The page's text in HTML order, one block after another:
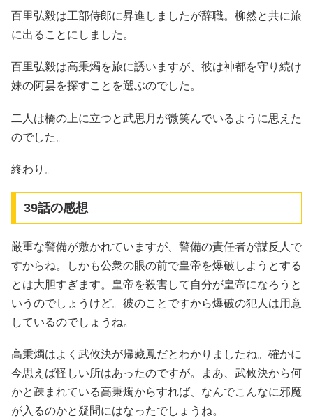
百里弘毅は工部侍郎に昇進しましたが辞職。柳然と共に旅
に出ることにしました。
百里弘毅は高秉燭を旅に誘いますが、彼は神都を守り続け
妹の阿昙を探すことを選ぶのでした。
二人は橋の上に立つと武思月が微笑んでいるように思えた
のでした。
終わり。
39話の感想
厳重な警備が敷かれていますが、警備の責任者が謀反人で
すからね。しかも公衆の眼の前で皇帝を爆破しようとする
とは大胆すぎます。皇帝を殺害して自分が皇帝になろうと
いうのでしょうけど。彼のことですから爆破の犯人は用意
しているのでしょうね。
高秉燭はよく武攸決が帰藏鳳だとわかりましたね。確かに
今思えば怪しい所はあったのですが。まあ、武攸決から何
かと疎まれている高秉燭からすれば、なんでこんなに邪魔
が入るのかと疑問にはなったでしょうね。